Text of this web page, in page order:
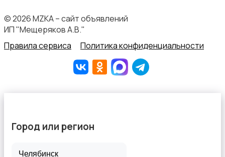
Футболки и топы
Штаны и шорты
© 2026 MZKA – сайт объявлений
ИП "Мещеряков А.В."
Правила сервиса
Политика конфиденциальности
Город или регион